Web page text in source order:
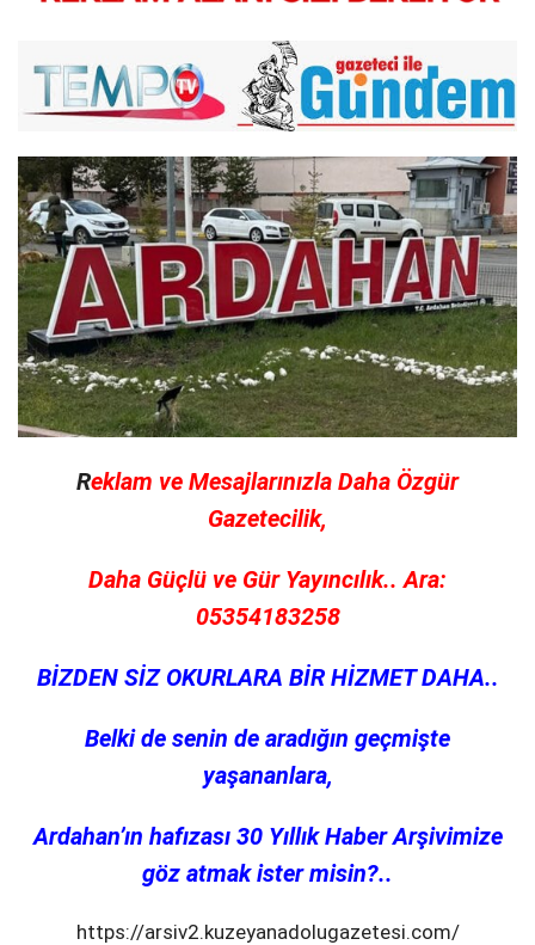
Reklam ve Mesajlarınızla Daha Özgür
Gazetecilik,
Daha Güçlü ve Gür Yayıncılık.. Ara:
05354183258
BİZDEN SİZ OKURLARA BİR HİZMET DAHA..
Belki de senin de aradığın geçmişte
yaşananlara,
Ardahan’ın hafızası 30 Yıllık Haber Arşivimize
göz atmak ister misin?..
https://arsiv2.kuzeyanadolugazetesi.com/